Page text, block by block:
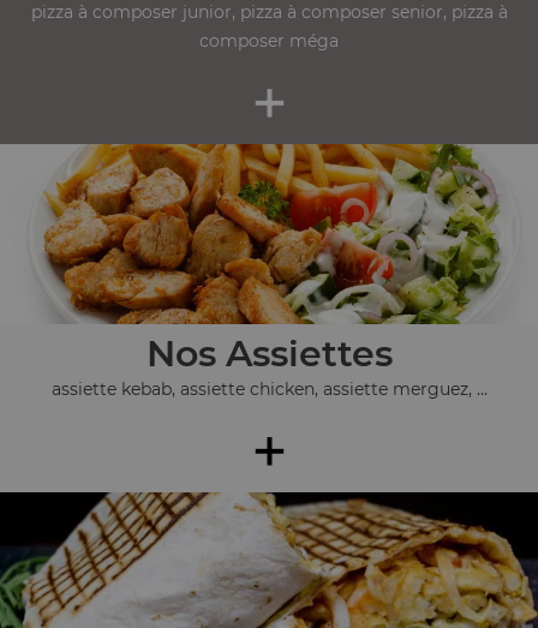
pizza à composer junior, pizza à composer senior, pizza à
composer méga
+
Nos Assiettes
assiette kebab, assiette chicken, assiette merguez, ...
+